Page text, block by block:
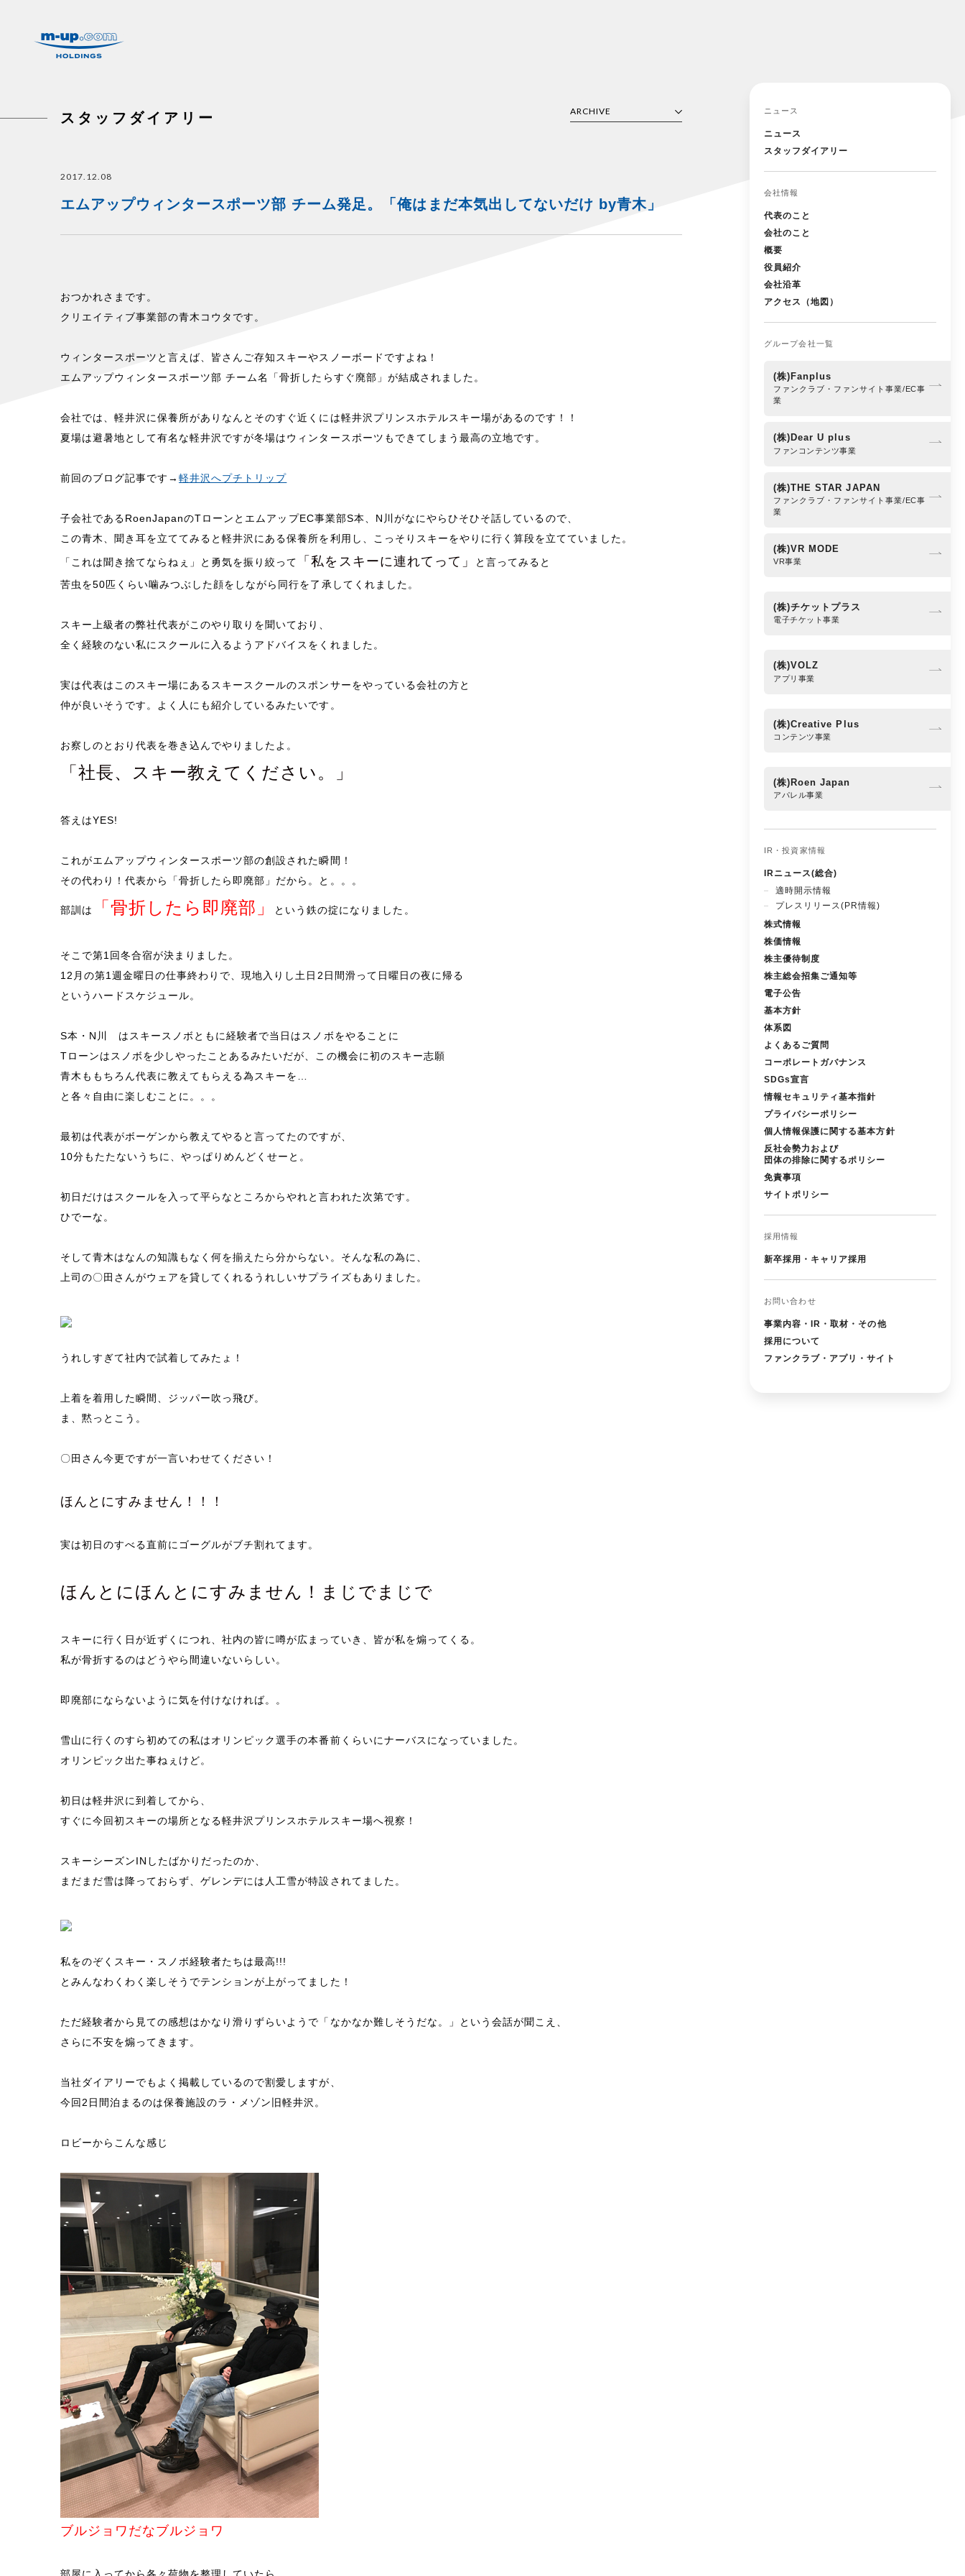
スタッフダイアリー
2017.12.08
エムアップウィンタースポーツ部 チーム発足。「俺はまだ本気出してないだけ by青木」
おつかれさまです。
クリエイティブ事業部の青木コウタです。
ウィンタースポーツと言えば、皆さんご存知スキーやスノーボードですよね！
エムアップウィンタースポーツ部 チーム名「骨折したらすぐ廃部」が結成されました。
会社では、軽井沢に保養所がありなんとそのすぐ近くには軽井沢プリンスホテルスキー場があるのです！！
夏場は避暑地として有名な軽井沢ですが冬場はウィンタースポーツもできてしまう最高の立地です。
前回のブログ記事です→ 軽井沢へプチトリップ
子会社であるRoenJapanのTローンとエムアップEC事業部S本、N川がなにやらひそひそ話しているので、
この青木、聞き耳を立ててみると軽井沢にある保養所を利用し、こっそりスキーをやりに行く算段を立てていました。
「これは聞き捨てならねぇ」と勇気を振り絞って 「私をスキーに連れてって」
と言ってみると
苦虫を50匹くらい噛みつぶした顔をしながら同行を了承してくれました。
スキー上級者の弊社代表がこのやり取りを聞いており、
全く経験のない私にスクールに入るようアドバイスをくれました。
実は代表はこのスキー場にあるスキースクールのスポンサーをやっている会社の方と
仲が良いそうです。よく人にも紹介しているみたいです。
お察しのとおり代表を巻き込んでやりましたよ。
「社長、スキー教えてください。」
答えはYES!
これがエムアップウィンタースポーツ部の創設された瞬間！
その代わり！代表から「骨折したら即廃部」だから。と。。。
部訓は 「骨折したら即廃部」 という鉄の掟になりました。
そこで第1回冬合宿が決まりました。
12月の第1週金曜日の仕事終わりで、現地入りし土日2日間滑って日曜日の夜に帰る
というハードスケジュール。
S本・N川 はスキースノボともに経験者で当日はスノボをやることに
Tローンはスノボを少しやったことあるみたいだが、この機会に初のスキー志願
青木ももちろん代表に教えてもらえる為スキーを…
と各々自由に楽しむことに。。。
最初は代表がボーゲンから教えてやると言ってたのですが、
10分もたたないうちに、やっぱりめんどくせーと。
初日だけはスクールを入って平らなところからやれと言われた次第です。
ひでーな。
そして青木はなんの知識もなく何を揃えたら分からない。そんな私の為に、
上司の〇田さんがウェアを貸してくれるうれしいサプライズもありました。
うれしすぎて社内で試着してみたょ！
上着を着用した瞬間、ジッパー吹っ飛び。
ま、黙っとこう。
〇田さん今更ですが一言いわせてください！
ほんとにすみません！！！
実は初日のすべる直前にゴーグルがブチ割れてます。
ほんとにほんとにすみません！まじでまじで
スキーに行く日が近ずくにつれ、社内の皆に噂が広まっていき、皆が私を煽ってくる。
私が骨折するのはどうやら間違いないらしい。
即廃部にならないように気を付けなければ。。
雪山に行くのすら初めての私はオリンピック選手の本番前くらいにナーバスになっていました。
オリンピック出た事ねぇけど。
初日は軽井沢に到着してから、
すぐに今回初スキーの場所となる軽井沢プリンスホテルスキー場へ視察！
スキーシーズンINしたばかりだったのか、
まだまだ雪は降っておらず、ゲレンデには人工雪が特設されてました。
私をのぞくスキー・スノボ経験者たちは最高!!!
とみんなわくわく楽しそうでテンションが上がってました！
ただ経験者から見ての感想はかなり滑りずらいようで「なかなか難しそうだな。」という会話が聞こえ、
さらに不安を煽ってきます。
当社ダイアリーでもよく掲載しているので割愛しますが、
今回2日間泊まるのは保養施設のラ・メゾン旧軽井沢。
ロビーからこんな感じ
ブルジョワだなブルジョワ
ARCHIVE ニュース
ニュース
スタッフダイアリー
会社情報
代表のこと
会社のこと
概要
役員紹介
会社沿革
アクセス（地図）
グループ会社一覧
(株)Fanplus
ファンクラブ・ファンサイト事業/EC事
業
(株)Dear U plus
ファンコンテンツ事業
(株)THE STAR JAPAN
ファンクラブ・ファンサイト事業/EC事
業
(株)VR MODE
VR事業
(株)チケットプラス
電子チケット事業
(株)VOLZ
アプリ事業
(株)Creative Plus
コンテンツ事業
(株)Roen Japan
アパレル事業
IR・投資家情報
IRニュース(総合)
適時開示情報
プレスリリース(PR情報)
株式情報
株価情報
株主優待制度
株主総会招集ご通知等
電子公告
基本方針
体系図
よくあるご質問
コーポレートガバナンス
SDGs宣言
情報セキュリティ基本指針
プライバシーポリシー
個人情報保護に関する基本方針
反社会勢力および
団体の排除に関するポリシー
免責事項
サイトポリシー
採用情報
新卒採用・キャリア採用
お問い合わせ
事業内容・IR・取材・その他
採用について
ファンクラブ・アプリ・サイト